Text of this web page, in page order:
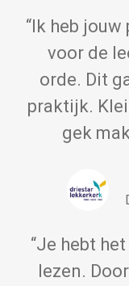
“Ik heb
voor de
orde. Dit
praktijk.
gek
“Je hebt
lezen.